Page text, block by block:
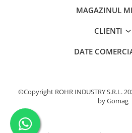
MAGAZINUL
CLIENTI
DATE
©Copyright ROHR INDUSTRY S.R.L.
by Gomag